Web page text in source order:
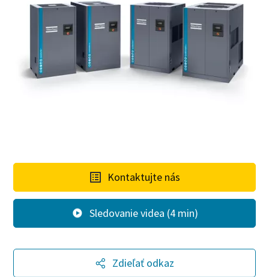
Kontaktujte nás
Sledovanie videa (4 min)
Zdieľať odkaz